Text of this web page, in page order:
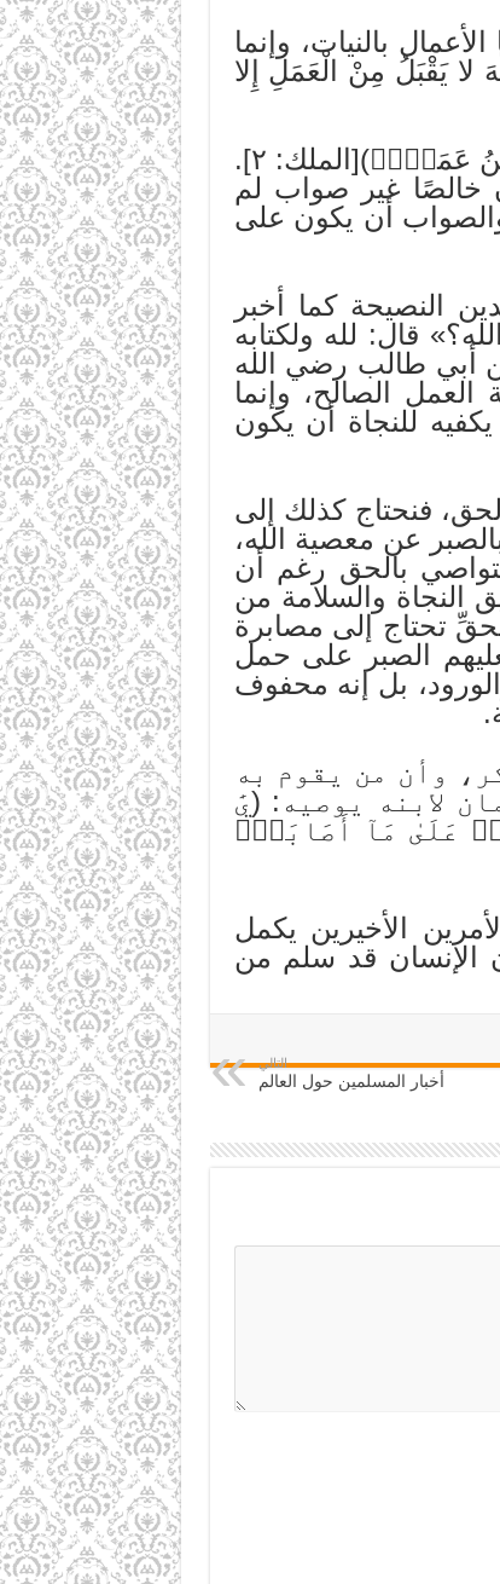
بالنيات، وإنما
يَقْبَلُ مِنْ الْعَمَلِ إِلا
ب- أن يكون العمل موافقًا للسنة؛ لقول الله تعالى: (لِيَبۡلُوَكُمۡ أَيُّكُمۡ أَحۡسَنُ عَمَلٗاۚ)[الملك: ٢].
خالصًا غير صواب لم
والصواب أن يكون على
النصيحة كما أخبر
قال: لله ولكتابه
أبي طالب رضي الله
الصالح، وإنما
للنجاة أن يكون
فنحتاج كذلك إلى
عن معصية الله،
بالحق رغم أن
النجاة والسلامة من
تحتاج إلى مصابرة
الصبر على حمل
بل إنه محفوف
وأن من يقوم به
لابنه يوصيه: (يَٰ
عَلَىٰ مَآ أَصَابَكَۖ
الأخيرين يكمل
الإنسان قد سلم من
التالي
أخبار المسلمين حول العالم